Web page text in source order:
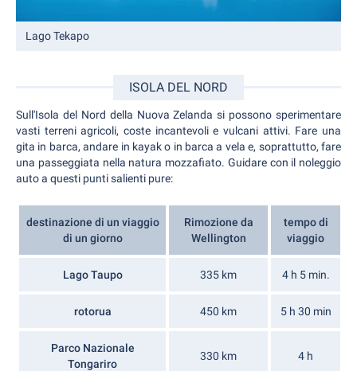
Lago Tekapo
ISOLA DEL NORD
Sull'Isola del Nord della Nuova Zelanda si possono sperimentare
vasti terreni agricoli, coste incantevoli e vulcani attivi. Fare una
gita in barca, andare in kayak o in barca a vela e, soprattutto, fare
una passeggiata nella natura mozzafiato. Guidare con il noleggio
auto a questi punti salienti pure:
destinazione di un viaggio
di un giorno
Rimozione da
Wellington
tempo di
viaggio
Lago Taupo 335 km 4 h 5 min.
rotorua 450 km 5 h 30 min
Parco Nazionale
Tongariro
330 km 4 h